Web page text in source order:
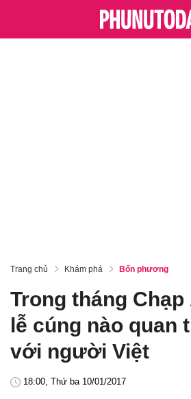
Trang chủ Khám phá Bốn phương
Trong tháng
lễ cúng nào quan
với người Việt
18:00, Thứ ba 10/01/2017